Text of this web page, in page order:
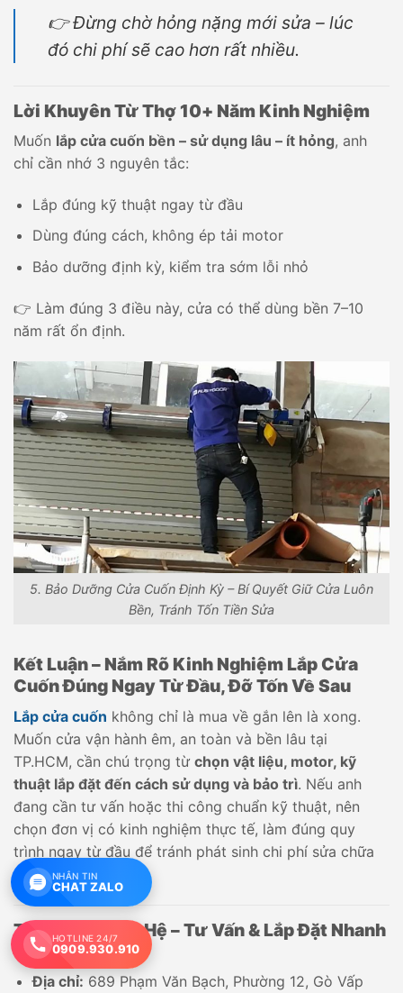
👉 Đừng chờ hỏng nặng mới sửa – lúc
đó chi phí sẽ cao hơn rất nhiều.
Lời Khuyên Từ Thợ 10+ Năm Kinh Nghiệm
Muốn lắp cửa cuốn bền – sử dụng lâu – ít hỏng, anh
chỉ cần nhớ 3 nguyên tắc:
Lắp đúng kỹ thuật ngay từ đầu
Dùng đúng cách, không ép tải motor
Bảo dưỡng định kỳ, kiểm tra sớm lỗi nhỏ
👉 Làm đúng 3 điều này, cửa có thể dùng bền 7–10
năm rất ổn định.
5. Bảo Dưỡng Cửa Cuốn Định Kỳ – Bí Quyết Giữ Cửa Luôn
Bền, Tránh Tốn Tiền Sửa
Kết Luận – Nắm Rõ Kinh Nghiệm Lắp Cửa
Cuốn Đúng Ngay Từ Đầu, Đỡ Tốn Về Sau
Lắp cửa cuốn không chỉ là mua về gắn lên là xong.
Muốn cửa vận hành êm, an toàn và bền lâu tại
TP.HCM, cần chú trọng từ chọn vật liệu, motor, kỹ
thuật lắp đặt đến cách sử dụng và bảo trì. Nếu anh
đang cần tư vấn hoặc thi công chuẩn kỹ thuật, nên
chọn đơn vị có kinh nghiệm thực tế, làm đúng quy
trình ngay từ đầu để tránh phát sinh chi phí sửa chữa
về sau.
Thông Tin Liên Hệ – Tư Vấn & Lắp Đặt Nhanh
Tại TP.HCM
Địa chỉ: 689 Phạm Văn Bạch, Phường 12, Gò Vấp
NHẮN TIN
CHAT ZALO
HOTLINE 24/7
0909.930.910